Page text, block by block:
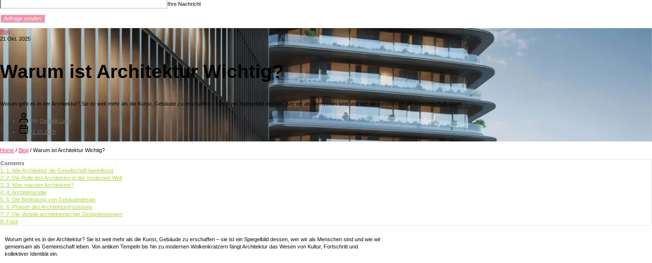
Ihre Nachricht
Blog
21 Okt. 2025
Warum ist Architektur Wichtig?
Worum geht es in der Architektur? Sie ist weit mehr als die Kunst, Gebäude zu erschaffen – sie ist ein Spiegelbild dessen, wer wir als Menschen sind und wie wir gemeinsam als Gemeinschaft leben.
Von Danielle Lane
21.10.2025
Home / Blog / Warum ist Architektur Wichtig?
Contents
1.
1. Wie Architektur die Gesellschaft beeinflusst
2. 2. Die Rolle des Architekten in der modernen Welt
3. 3. Was machen Architekten?
4. 4. Architekturstile
5. 5. Die Bedeutung von Gebäudedesign
6. 6. Phasen des Architekturprozesses
7. 7. Die Vorteile architektonischer Designleistungen
8. Fazit
Worum geht es in der Architektur? Sie ist weit mehr als die Kunst, Gebäude zu erschaffen – sie ist ein Spiegelbild dessen, wer wir als Menschen sind und wie wir
gemeinsam als Gemeinschaft leben. Von antiken Tempeln bis hin zu modernen Wolkenkratzern fängt Architektur das Wesen von Kultur, Fortschritt und
kollektiver Identität ein.